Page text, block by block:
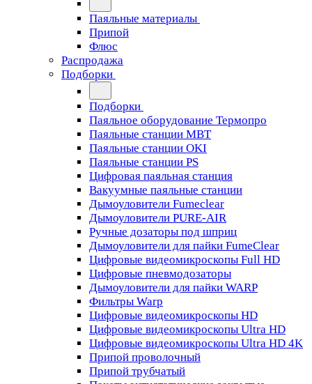
Паяльные материалы
Припой
Флюс
Распродажа
Подборки
Подборки
Паяльное оборудование Термопро
Паяльные станции MBT
Паяльные станции OKI
Паяльные станции PS
Цифровая паяльная станция
Вакуумные паяльные станции
Дымоуловители Fumeclear
Дымоуловители PURE-AIR
Ручные дозаторы под шприц
Дымоуловители для пайки FumeClear
Цифровые видеомикроскопы Full HD
Цифровые пневмодозаторы
Дымоуловители для пайки WARP
Фильтры Warp
Цифровые видеомикроскопы HD
Цифровые видеомикроскопы Ultra HD
Цифровые видеомикроскопы Ultra HD 4K
Припой проволочный
Припой трубчатый